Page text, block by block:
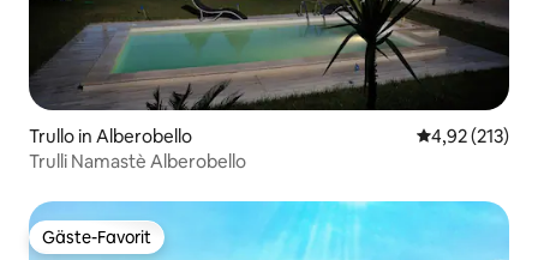
Trullo in Alberobello
4,92 (213)
Trulli Namastè Alberobello
Gäste-Favorit
Gäste-Favorit